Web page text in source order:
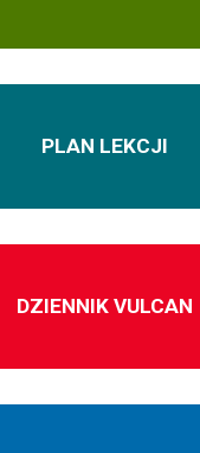
PLAN LEKCJI
DZIENNIK VULCAN